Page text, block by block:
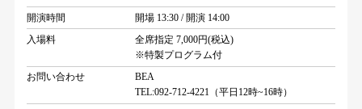
開演時間
開場 13:30 / 開演 14:00
入場料
全席指定 7,000円(税込)
※特製プログラム付
お問い合わせ
BEA
TEL:092-712-4221（平日12時~16時）